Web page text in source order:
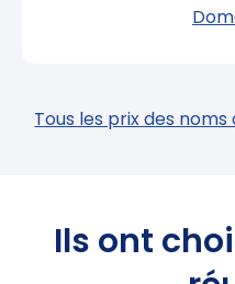
Tous les prix des
Ils ont